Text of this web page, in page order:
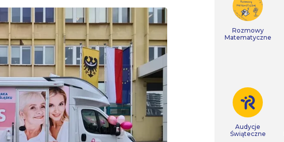
Rozmowy
Matematyczne
Audycje
Świąteczne